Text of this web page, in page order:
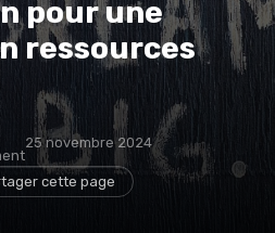
pour une
ressources
25 novembre 2024
cette page